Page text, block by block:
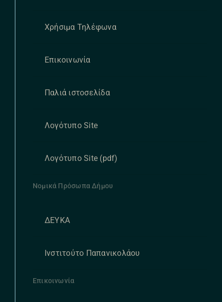
Χρήσιμα Τηλέφωνα
Επικοινωνία
Παλιά ιστοσελίδα
Λογότυπο Site
Λογότυπο Site (pdf)
Νομικά Πρόσωπα Δήμου
ΔΕΥΚΑ
Ινστιτούτο Παπανικολάου
Επικοινωνία